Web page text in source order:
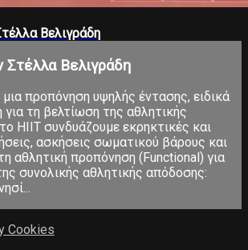
Βελιγράδη
Στέλλα Βελιγράδη
μια προπόνηση υψηλής έντασης, ειδικά
για τη βελτίωση της αθλητικής
ΗΙΙΤ συνδυάζουμε εκρηκτικές και
ασκήσεις σωματικού βάρους και
αθλητική προπόνηση (Functional) για
συνολικής αθλητικής απόδοσης:
Cookies